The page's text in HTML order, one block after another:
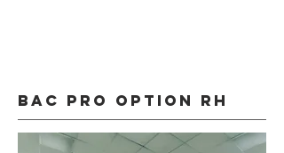
BAC PRO OPTION RH